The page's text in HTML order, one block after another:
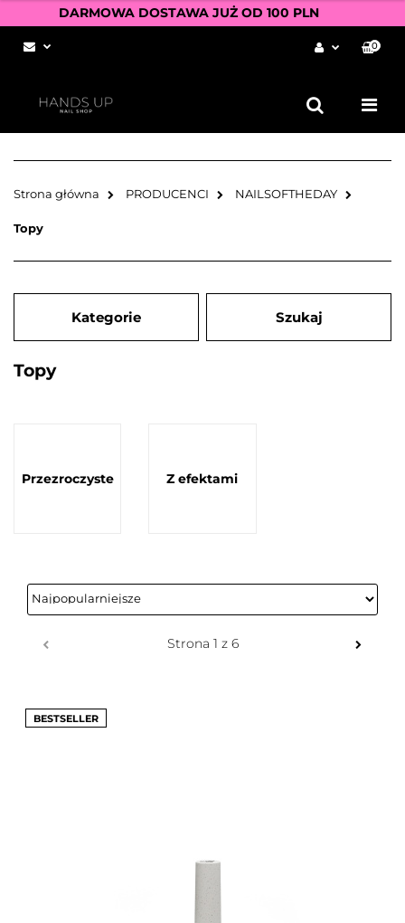
DARMOWA DOSTAWA JUŻ OD 100 PLN
Zarejestruj się
Dodaj zgłoszenie
Zgody cookies
0
Strona główna PRODUCENCI NAILSOFTHEDAY
Topy
Kategorie Szukaj
Topy
Przezroczyste Z efektami
BESTSELLER